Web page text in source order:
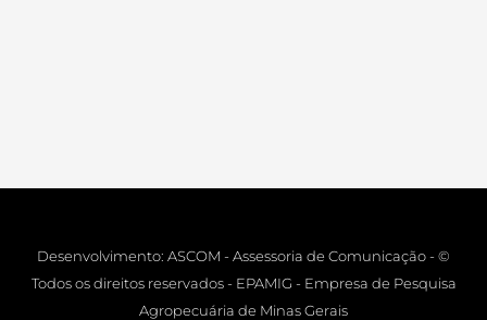
Desenvolvimento: ASCOM - Assessoria de Comunicação - ©
Todos os direitos reservados - EPAMIG - Empresa de Pesquisa
Agropecuária de Minas Gerais